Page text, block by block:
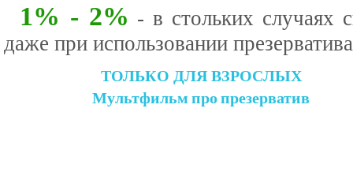
1% - 2% - в стольких случаях
даже при использовании
ТОЛЬКО ДЛЯ ВЗРОСЛЫХ
Мультфильм про презерватив